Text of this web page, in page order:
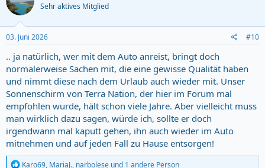
i
o
n
s
:
Sehr aktives Mitglied
03. Juni 2026 #10
.. ja natürlich, wer mit dem Auto anreist, bringt doch
normalerweise Sachen mit, die eine gewisse Qualität haben
und nimmt diese nach dem Urlaub auch wieder mit. Unser
Sonnenschirm von Terra Nation, der hier im Forum mal
empfohlen wurde, hält schon viele Jahre. Aber vielleicht muss
man wirklich dazu sagen, würde ich, sollte er doch
irgendwann mal kaputt gehen, ihn auch wieder im Auto
mitnehmen und auf jeden Fall zu Hause entsorgen!
R
Karo69, MariaJ., narbolese und 1 andere Person